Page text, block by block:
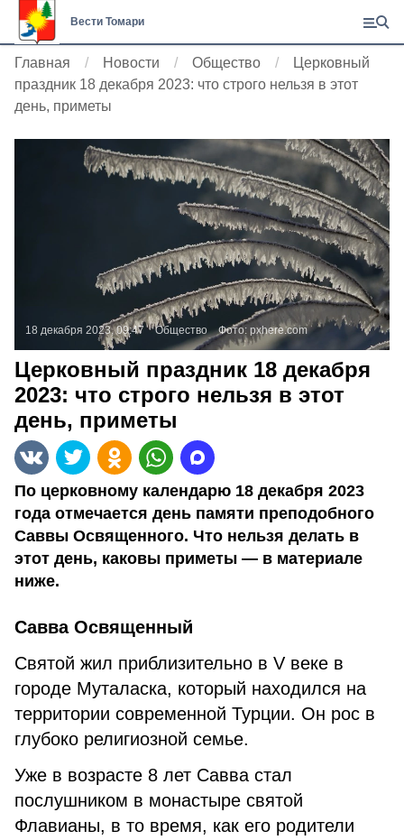
Вести Томари
Главная Новости Общество
Церковный
праздник 18 декабря 2023: что строго нельзя в этот
день, приметы
18 декабря 2023, 09:47 Общество Фото: pxhere.com
Церковный праздник 18 декабря
2023: что строго нельзя в этот
день, приметы
По церковному календарю 18 декабря 2023
года отмечается день памяти преподобного
Саввы Освященного. Что нельзя делать в
этот день, каковы приметы — в материале
ниже.
Савва Освященный
Святой жил приблизительно в V веке в
городе Муталаска, который находился на
территории современной Турции. Он рос в
глубоко религиозной семье.
Уже в возрасте 8 лет Савва стал
послушником в монастыре святой
Флавианы, в то время, как его родители